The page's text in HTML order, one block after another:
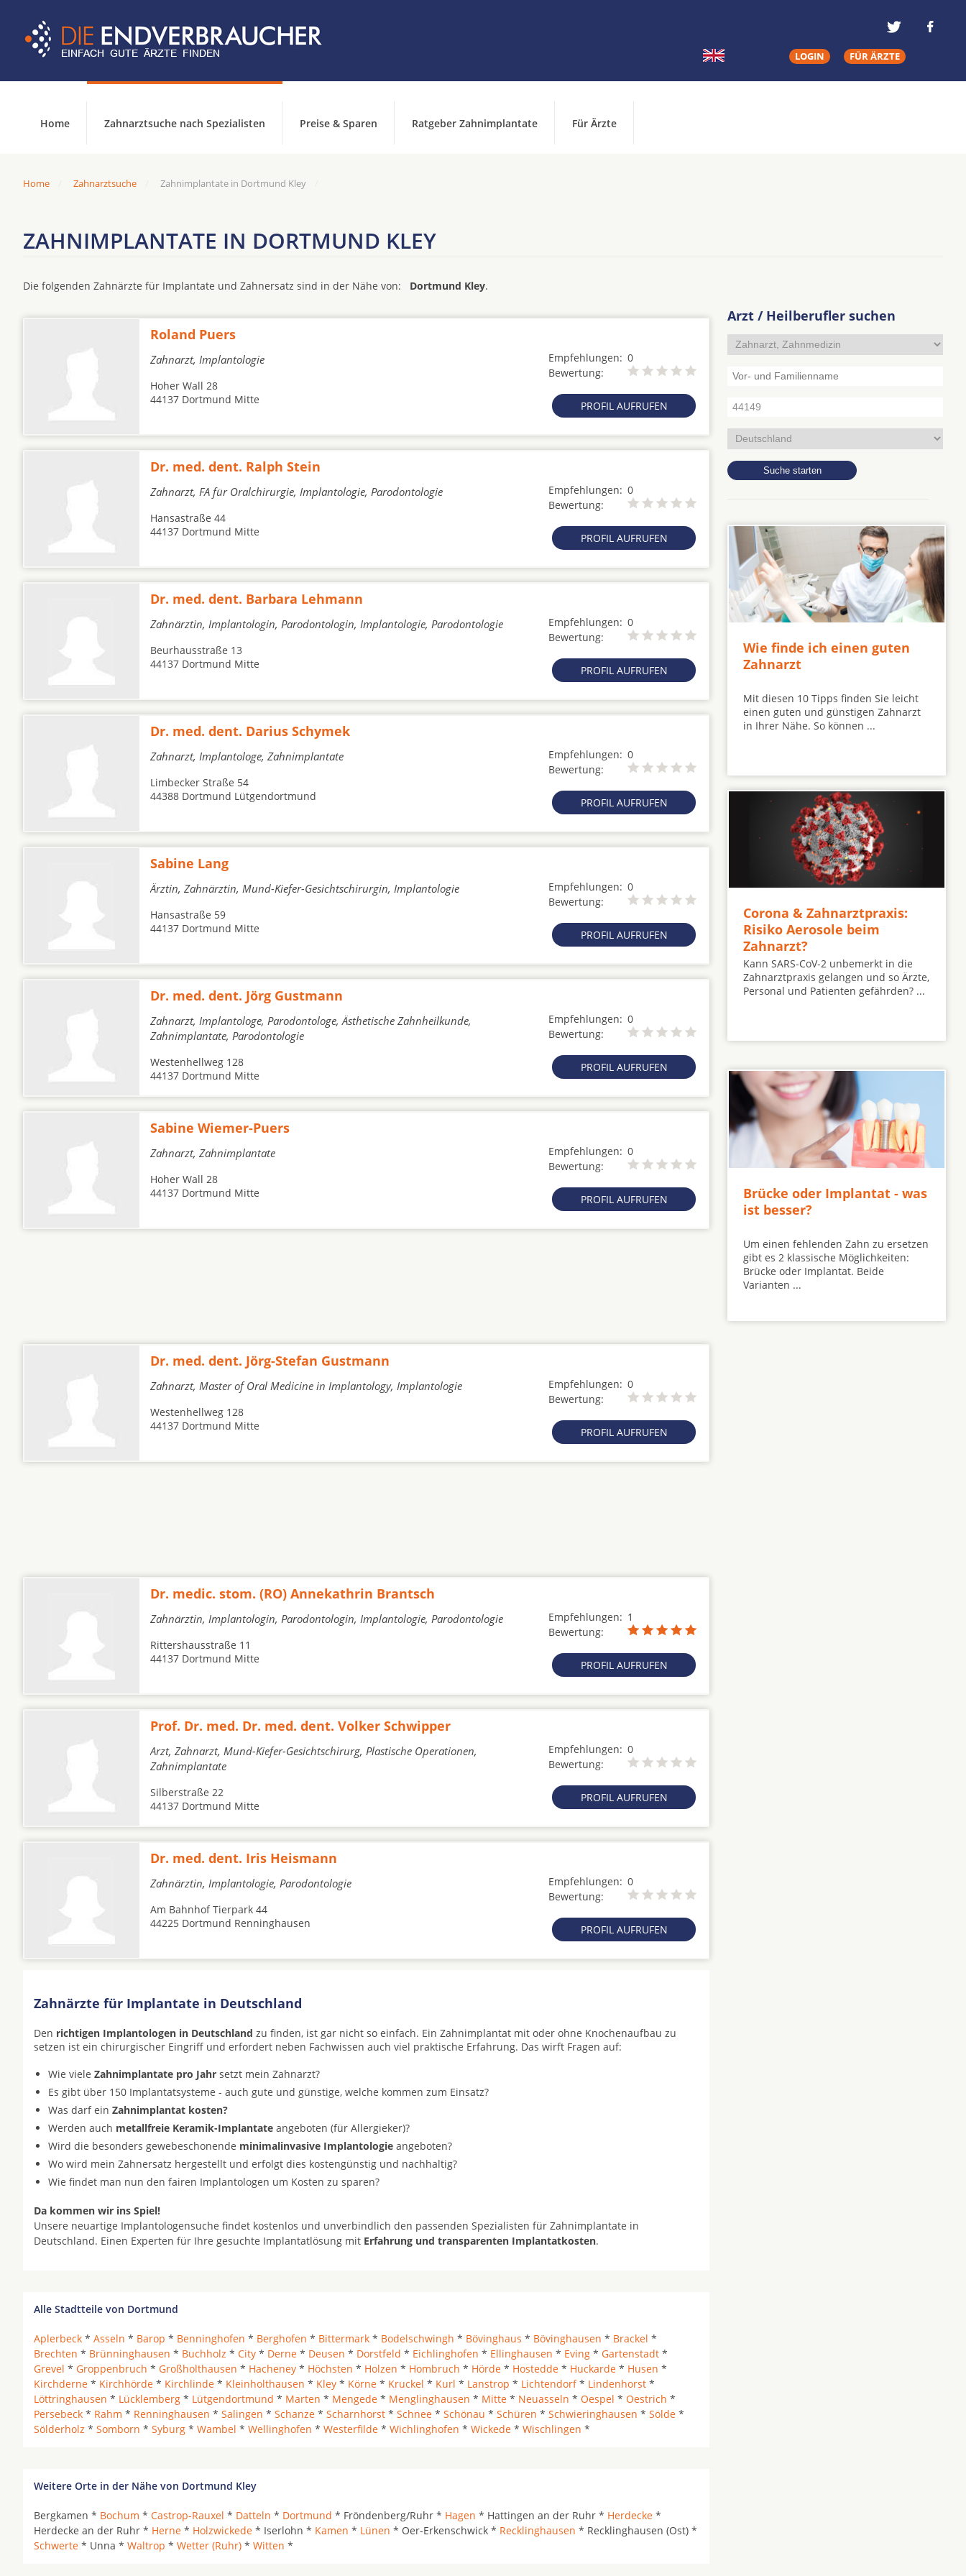
LOGIN FÜR ÄRZTE
Home Zahnarztsuche nach Spezialisten Preise & Sparen Ratgeber Zahnimplantate Für Ärzte
Home Zahnarztsuche Zahnimplantate in Dortmund Kley
ZAHNIMPLANTATE IN DORTMUND KLEY
Die folgenden Zahnärzte für Implantate und Zahnersatz sind in der Nähe von: Dortmund Kley.
Roland Puers
Zahnarzt, Implantologie Empfehlungen: 0
Bewertung:
PROFIL AUFRUFEN
Hoher Wall 28
44137 Dortmund Mitte
Dr. med. dent. Ralph Stein
Zahnarzt, FA für Oralchirurgie, Implantologie, Parodontologie Empfehlungen: 0
Bewertung:
PROFIL AUFRUFEN
Hansastraße 44
44137 Dortmund Mitte
Dr. med. dent. Barbara Lehmann
Zahnärztin, Implantologin, Parodontologin, Implantologie, Parodontologie Empfehlungen: 0
Bewertung:
PROFIL AUFRUFEN
Beurhausstraße 13
44137 Dortmund Mitte
Dr. med. dent. Darius Schymek
Zahnarzt, Implantologe, Zahnimplantate Empfehlungen: 0
Bewertung:
PROFIL AUFRUFEN
Limbecker Straße 54
44388 Dortmund Lütgendortmund
Sabine Lang
Ärztin, Zahnärztin, Mund-Kiefer-Gesichtschirurgin, Implantologie Empfehlungen: 0
Bewertung:
PROFIL AUFRUFEN
Hansastraße 59
44137 Dortmund Mitte
Dr. med. dent. Jörg Gustmann
Zahnarzt, Implantologe, Parodontologe, Ästhetische Zahnheilkunde,
Zahnimplantate, Parodontologie
Empfehlungen: 0
Bewertung:
PROFIL AUFRUFEN
Westenhellweg 128
44137 Dortmund Mitte
Sabine Wiemer-Puers
Zahnarzt, Zahnimplantate Empfehlungen: 0
Bewertung:
PROFIL AUFRUFEN
Hoher Wall 28
44137 Dortmund Mitte
Dr. med. dent. Jörg-Stefan Gustmann
Zahnarzt, Master of Oral Medicine in Implantology, Implantologie Empfehlungen: 0
Bewertung:
PROFIL AUFRUFEN
Westenhellweg 128
44137 Dortmund Mitte
Dr. medic. stom. (RO) Annekathrin Brantsch
Zahnärztin, Implantologin, Parodontologin, Implantologie, Parodontologie Empfehlungen: 1
Bewertung:
PROFIL AUFRUFEN
Rittershausstraße 11
44137 Dortmund Mitte
Prof. Dr. med. Dr. med. dent. Volker Schwipper
Arzt, Zahnarzt, Mund-Kiefer-Gesichtschirurg, Plastische Operationen,
Zahnimplantate
Empfehlungen: 0
Bewertung:
PROFIL AUFRUFEN
Silberstraße 22
44137 Dortmund Mitte
Dr. med. dent. Iris Heismann
Zahnärztin, Implantologie, Parodontologie Empfehlungen: 0
Bewertung:
PROFIL AUFRUFEN
Am Bahnhof Tierpark 44
44225 Dortmund Renninghausen
Zahnärzte für Implantate in Deutschland
Den richtigen Implantologen in Deutschland zu finden, ist gar nicht so einfach. Ein Zahnimplantat mit oder ohne Knochenaufbau zu
setzen ist ein chirurgischer Eingriff und erfordert neben Fachwissen auch viel praktische Erfahrung. Das wirft Fragen auf:
Wie viele Zahnimplantate pro Jahr setzt mein Zahnarzt?
Es gibt über 150 Implantatsysteme - auch gute und günstige, welche kommen zum Einsatz?
Was darf ein Zahnimplantat kosten?
Werden auch metallfreie Keramik-Implantate angeboten (für Allergieker)?
Wird die besonders gewebeschonende minimalinvasive Implantologie angeboten?
Wo wird mein Zahnersatz hergestellt und erfolgt dies kostengünstig und nachhaltig?
Wie findet man nun den fairen Implantologen um Kosten zu sparen?
Da kommen wir ins Spiel!
Unsere neuartige Implantologensuche findet kostenlos und unverbindlich den passenden Spezialisten für Zahnimplantate in
Deutschland. Einen Experten für Ihre gesuchte Implantatlösung mit Erfahrung und transparenten Implantatkosten.
Alle Stadtteile von Dortmund
Aplerbeck * Asseln * Barop * Benninghofen * Berghofen * Bittermark * Bodelschwingh * Bövinghaus * Bövinghausen * Brackel *
Brechten * Brünninghausen * Buchholz * City * Derne * Deusen * Dorstfeld * Eichlinghofen * Ellinghausen * Eving * Gartenstadt *
Grevel * Groppenbruch * Großholthausen * Hacheney * Höchsten * Holzen * Hombruch * Hörde * Hostedde * Huckarde * Husen *
Kirchderne * Kirchhörde * Kirchlinde * Kleinholthausen * Kley * Körne * Kruckel * Kurl * Lanstrop * Lichtendorf* Lindenhorst *
Löttringhausen * Lücklemberg * Lütgendortmund * Marten * Mengede * Menglinghausen * Mitte * Neuasseln * Oespel * Oestrich *
Persebeck * Rahm * Renninghausen * Salingen * Schanze * Scharnhorst * Schnee * Schönau * Schüren * Schwieringhausen * Sölde *
Sölderholz * Somborn * Syburg * Wambel * Wellinghofen * Westerfilde * Wichlinghofen * Wickede * Wischlingen *
Weitere Orte in der Nähe von Dortmund Kley
Bergkamen * Bochum * Castrop-Rauxel * Datteln * Dortmund * Fröndenberg/Ruhr * Hagen * Hattingen an der Ruhr * Herdecke *
Herdecke an der Ruhr * Herne * Holzwickede * Iserlohn * Kamen * Lünen * Oer-Erkenschwick * Recklinghausen * Recklinghausen (Ost) *
Schwerte * Unna * Waltrop * Wetter (Ruhr) * Witten *
Arzt / Heilberufler suchen
Wie finde ich einen guten
Zahnarzt
Mit diesen 10 Tipps finden Sie leicht
einen guten und günstigen Zahnarzt
in Ihrer Nähe. So können ...
Corona & Zahnarztpraxis:
Risiko Aerosole beim
Zahnarzt?
Kann SARS-CoV-2 unbemerkt in die
Zahnarztpraxis gelangen und so Ärzte,
Personal und Patienten gefährden? ...
Brücke oder Implantat - was
ist besser?
Um einen fehlenden Zahn zu ersetzen
gibt es 2 klassische Möglichkeiten:
Brücke oder Implantat. Beide
Varianten ...